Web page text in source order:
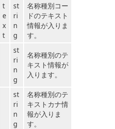
t
e
x
t
st
ri
n
g
名称種別コー
ドのテキスト
情報が入りま
す。
st
ri
n
g
名称種別のテ
キスト情報が
入ります。
st
ri
n
g
名称種別のテ
キストカナ情
報が入りま
す。